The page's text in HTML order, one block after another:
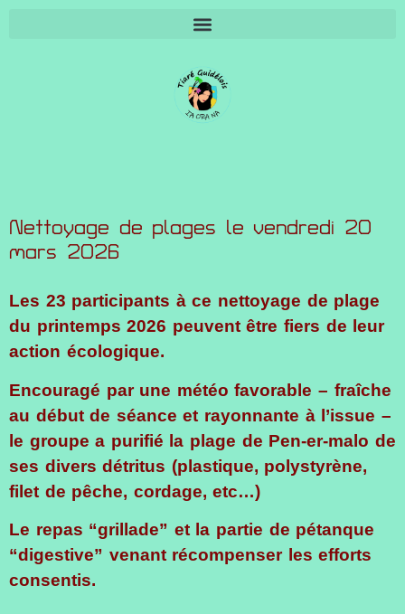
Nettoyage de plages le vendredi 20
mars 2026
Les 23 participants à ce nettoyage de plage
du printemps 2026 peuvent être fiers de leur
action écologique.
Encouragé par une météo favorable – fraîche
au début de séance et rayonnante à l’issue –
le groupe a purifié la plage de Pen-er-malo de
ses divers détritus (plastique, polystyrène,
filet de pêche, cordage, etc…)
Le repas “grillade” et la partie de pétanque
“digestive” venant récompenser les efforts
consentis.